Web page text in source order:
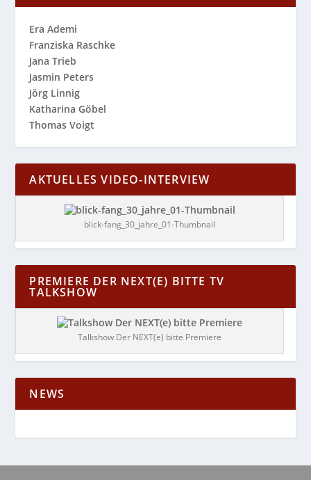
Era Ademi
Franziska Raschke
Jana Trieb
Jasmin Peters
Jörg Linnig
Katharina Göbel
Thomas Voigt
AKTUELLES VIDEO-INTERVIEW
blick-fang_30_jahre_01-Thumbnail
PREMIERE DER NEXT(E) BITTE TV
TALKSHOW
Talkshow Der NEXT(e) bitte Premiere
NEWS